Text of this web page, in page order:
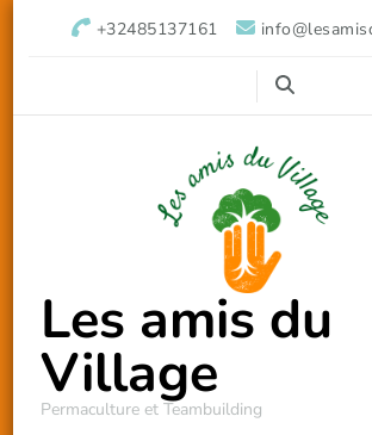
+32485137161
Les amis du
Village
Permaculture et Teambuilding